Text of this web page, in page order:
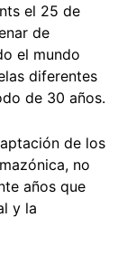
el 25 de
de
el mundo
diferentes
de 30 años.
de los
no
años que
y la